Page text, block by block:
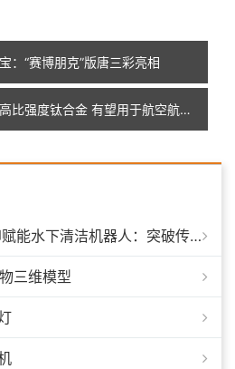
：“赛博朋克”版唐三彩亮相
下一篇：3D打印创建最高比强度钛合金 有望用于航空航天及医学等多领域
青岛领科汇创 3D 打印赋能水下清洁机器人：突破传统制造，深耕海洋智能装备新场景
三维模型